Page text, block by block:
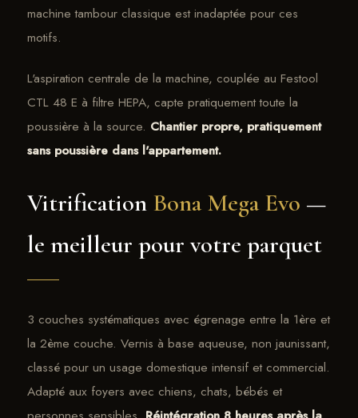
machine tambour classique est inadaptée pour ces
motifs.
L'aspiration centrale de la machine, couplée au Festool
CTL 48 E à filtre HEPA, capte pratiquement toute la
poussière à la source. Chantier propre, pratiquement
sans poussière dans l'appartement.
Vitrification Bona Mega Evo —
le meilleur pour votre parquet
3 couches systématiques avec égrenage entre la 1ère et
la 2ème couche. Vernis à base aqueuse, non jaunissant,
classé pour un usage domestique intensif et commercial.
Adapté aux foyers avec chiens, chats, bébés et